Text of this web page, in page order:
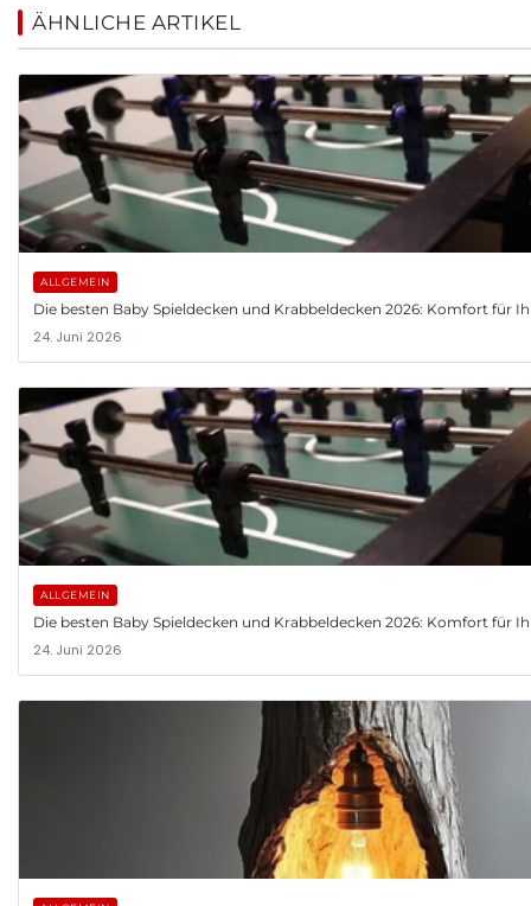
ÄHNLICHE ARTIKEL
ALLGEMEIN
Die besten Baby Spieldecken und Krabbeldecken 2026: Komfort für
24. Juni 2026
ALLGEMEIN
Die besten Baby Spieldecken und Krabbeldecken 2026: Komfort für
24. Juni 2026